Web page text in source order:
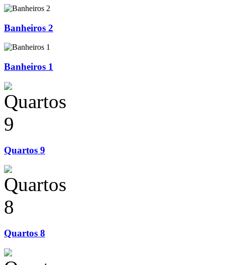
Banheiros 2
Banheiros 1
Quartos 9
Quartos 8